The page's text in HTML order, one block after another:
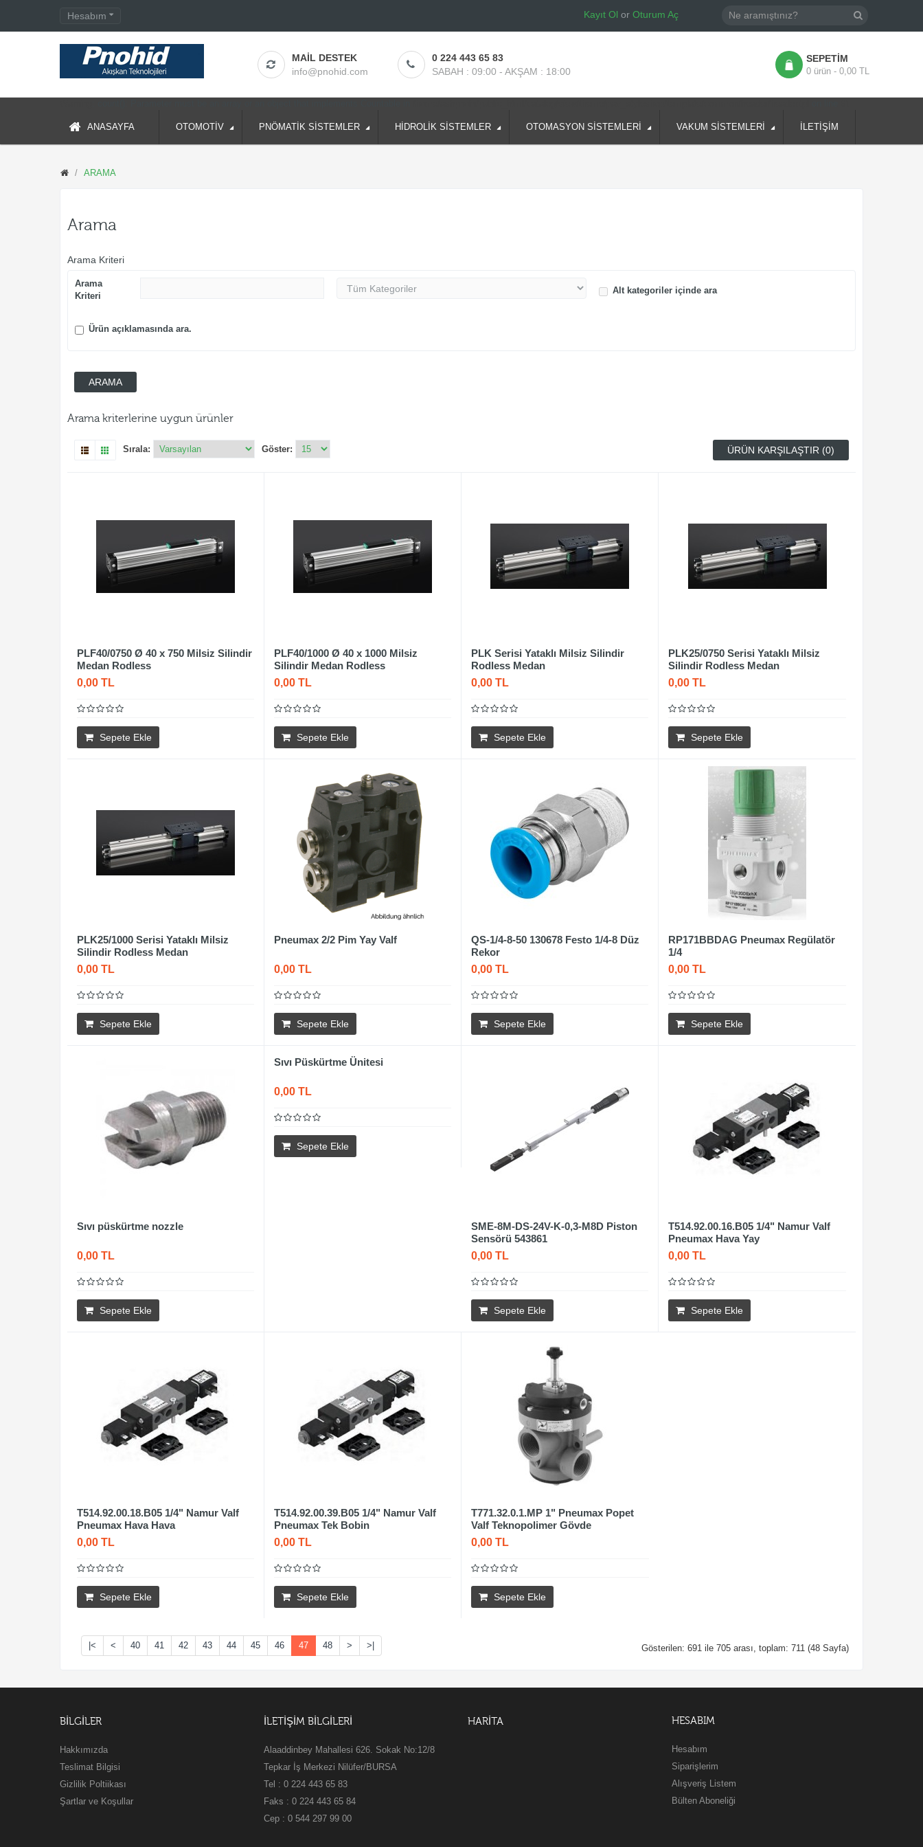
Hesabım Kayıt Ol or Oturum Aç
MAİL DESTEK
info@pnohid.com
0 224 443 65 83
SABAH : 09:00 - AKŞAM : 18:00
SEPETIM
0 ürün - 0,00 TL
ANASAYFA OTOMOTİV PNÖMATİK SİSTEMLER HİDROLİK SİSTEMLER OTOMASYON SİSTEMLERİ VAKUM SİSTEMLERİ İLETİŞİM
ARAMA
Arama
Arama Kriteri
Arama
Kriteri
Alt kategoriler içinde ara
Ürün açıklamasında ara.
Arama kriterlerine uygun ürünler
ÜRÜN KARŞILAŞTIR (0)
Sırala: Göster:
PLF40/0750 Ø 40 x 750 Milsiz Silindir
Medan Rodless
0,00 TL
Sepete Ekle
PLF40/1000 Ø 40 x 1000 Milsiz
Silindir Medan Rodless
0,00 TL
Sepete Ekle
PLK Serisi Yataklı Milsiz Silindir
Rodless Medan
0,00 TL
Sepete Ekle
PLK25/0750 Serisi Yataklı Milsiz
Silindir Rodless Medan
0,00 TL
Sepete Ekle
PLK25/1000 Serisi Yataklı Milsiz
Silindir Rodless Medan
0,00 TL
Sepete Ekle
Pneumax 2/2 Pim Yay Valf
0,00 TL
Sepete Ekle
QS-1/4-8-50 130678 Festo 1/4-8 Düz
Rekor
0,00 TL
Sepete Ekle
RP171BBDAG Pneumax Regülatör
1/4
0,00 TL
Sepete Ekle
Sıvı püskürtme nozzle
0,00 TL
Sepete Ekle
Sıvı Püskürtme Ünitesi
0,00 TL
Sepete Ekle
SME-8M-DS-24V-K-0,3-M8D Piston
Sensörü 543861
0,00 TL
Sepete Ekle
T514.92.00.16.B05 1/4" Namur Valf
Pneumax Hava Yay
0,00 TL
Sepete Ekle
T514.92.00.18.B05 1/4" Namur Valf
Pneumax Hava Hava
0,00 TL
Sepete Ekle
T514.92.00.39.B05 1/4" Namur Valf
Pneumax Tek Bobin
0,00 TL
Sepete Ekle
T771.32.0.1.MP 1" Pneumax Popet
Valf Teknopolimer Gövde
0,00 TL
Sepete Ekle
|< < 40 41 42 43 44 45 46 47 48 > >| Gösterilen: 691 ile 705 arası, toplam: 711 (48 Sayfa)
BILGILER
Hakkımızda
Teslimat Bilgisi
Gizlilik Poltiikası
Şartlar ve Koşullar
İLETİŞİM BİLGİLERİ
Alaaddinbey Mahallesi 626. Sokak No:12/8
Tepkar İş Merkezi Nilüfer/BURSA
Tel : 0 224 443 65 83
Faks : 0 224 443 65 84
Cep : 0 544 297 99 00
HARİTA HESABIM
Hesabım
Siparişlerim
Alışveriş Listem
Bülten Aboneliği